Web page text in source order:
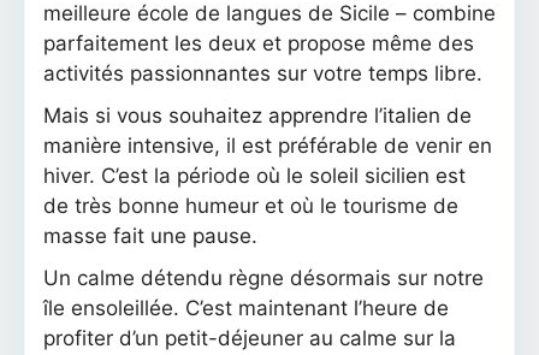
meilleure école de langues de Sicile – combine
parfaitement les deux et propose même des
activités passionnantes sur votre temps libre.
Mais si vous souhaitez apprendre l’italien de
manière intensive, il est préférable de venir en
hiver. C’est la période où le soleil sicilien est
de très bonne humeur et où le tourisme de
masse fait une pause.
Un calme détendu règne désormais sur notre
île ensoleillée. C’est maintenant l’heure de
profiter d’un petit-déjeuner au calme sur la